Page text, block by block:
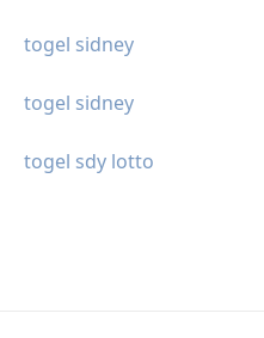
togel sidney
togel sidney
togel sdy lotto